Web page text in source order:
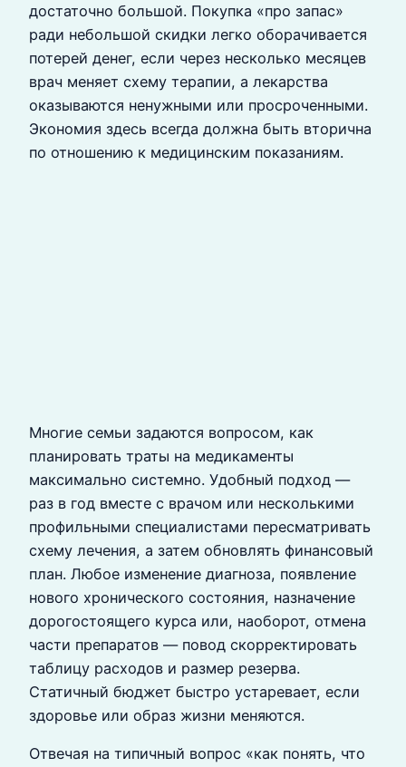
достаточно большой. Покупка «про запас»
ради небольшой скидки легко оборачивается
потерей денег, если через несколько месяцев
врач меняет схему терапии, а лекарства
оказываются ненужными или просроченными.
Экономия здесь всегда должна быть вторична
по отношению к медицинским показаниям.
Многие семьи задаются вопросом, как
планировать траты на медикаменты
максимально системно. Удобный подход —
раз в год вместе с врачом или несколькими
профильными специалистами пересматривать
схему лечения, а затем обновлять финансовый
план. Любое изменение диагноза, появление
нового хронического состояния, назначение
дорогостоящего курса или, наоборот, отмена
части препаратов — повод скорректировать
таблицу расходов и размер резерва.
Статичный бюджет быстро устаревает, если
здоровье или образ жизни меняются.
Отвечая на типичный вопрос «как понять, что